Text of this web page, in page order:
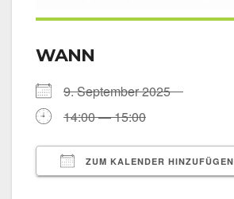
WANN
9. Sep­tem­ber 2025
14:00 — 15:00
ZUM KALENDER HINZUFÜGEN